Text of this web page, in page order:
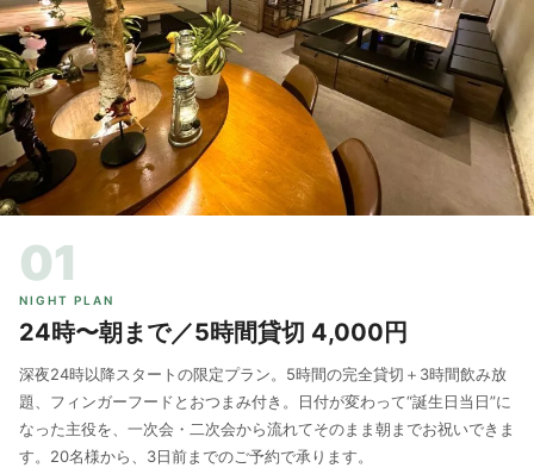
01
NIGHT PLAN
24時〜朝まで／5時間貸切 4,000円
深夜24時以降スタートの限定プラン。5時間の完全貸切＋3時間飲み放
題、フィンガーフードとおつまみ付き。日付が変わって“誕生日当日”に
なった主役を、一次会・二次会から流れてそのまま朝までお祝いできま
す。20名様から、3日前までのご予約で承ります。